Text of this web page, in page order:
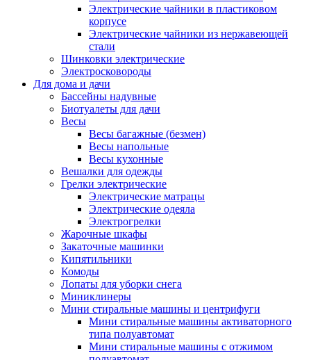
Электрические чайники в пластиковом
корпусе
Электрические чайники из нержавеющей
стали
Шинковки электрические
Электросковороды
Для дома и дачи
Бассейны надувные
Биотуалеты для дачи
Весы
Весы багажные (безмен)
Весы напольные
Весы кухонные
Вешалки для одежды
Грелки электрические
Электрические матрацы
Электрические одеяла
Электрогрелки
Жарочные шкафы
Закаточные машинки
Кипятильники
Комоды
Лопаты для уборки снега
Миниклинеры
Мини стиральные машины и центрифуги
Мини стиральные машины активаторного
типа полуавтомат
Мини стиральные машины с отжимом